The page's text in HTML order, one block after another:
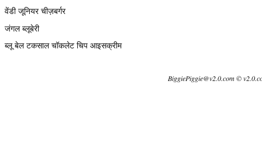
वेंडी जूनियर चीज़बर्गर
जंगल ब्लूबेरी
ब्लू बेल टकसाल चॉकलेट चिप आइसक्रीम
BiggiePiggie@v2.0.com ©